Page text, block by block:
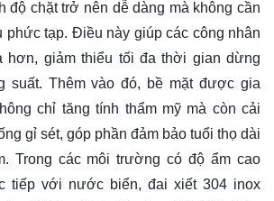
độ chặt trở nên dễ dàng mà không cần
phức tạp. Điều này giúp các công nhân
hơn, giảm thiểu tối đa thời gian dừng
suất. Thêm vào đó, bề mặt được gia
chỉ tăng tính thẩm mỹ mà còn cải
gỉ sét, góp phần đảm bảo tuổi thọ dài
Trong các môi trường có độ ẩm cao
tiếp với nước biển, đai xiết 304 inox